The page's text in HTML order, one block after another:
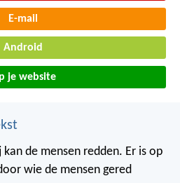
E-mail
Android
je website
de mensen redden. Er is op
wie de mensen gered